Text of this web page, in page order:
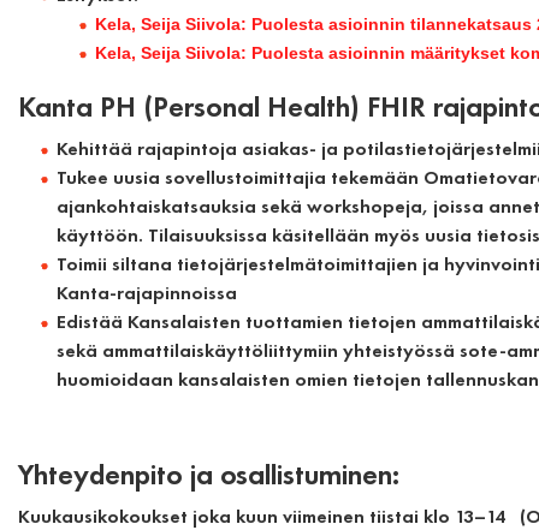
Kela, Seija Siivola: Puolesta asioinnin tilannekatsaus
Kela, Seija Siivola: Puolesta asioinnin määritykset
Kanta PH (Personal Health) FHIR
Kehittää rajapintoja asiakas- ja
Tukee uusia sovellustoimittajia tekemään
ajankohtaiskatsauksia sekä workshopeja, joissa
käyttöön. Tilaisuuksissa käsitellään myös uusia
Toimii siltana tietojärjestelmätoimittajien ja
Kanta-rajapinnoissa
Edistää Kansalaisten tuottamien tietojen
sekä ammattilaiskäyttöliittymiin yhteistyössä sote-
huomioidaan kansalaisten omien tietojen
Yhteydenpito ja osallistuminen:
Kuukausikokoukset joka kuun viimeinen tiistai klo 13–14